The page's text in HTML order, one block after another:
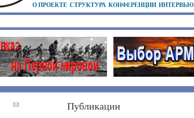
О ПРОЕКТЕ СТРУКТУРА КОНФЕРЕНЦИИ ИНТЕРВЬЮ
Публикации